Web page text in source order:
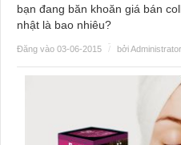
bạn đang băn khoăn giá bán
nhật là bao nhiêu?
Đăng vào 03-06-2015 / bởi Administrator